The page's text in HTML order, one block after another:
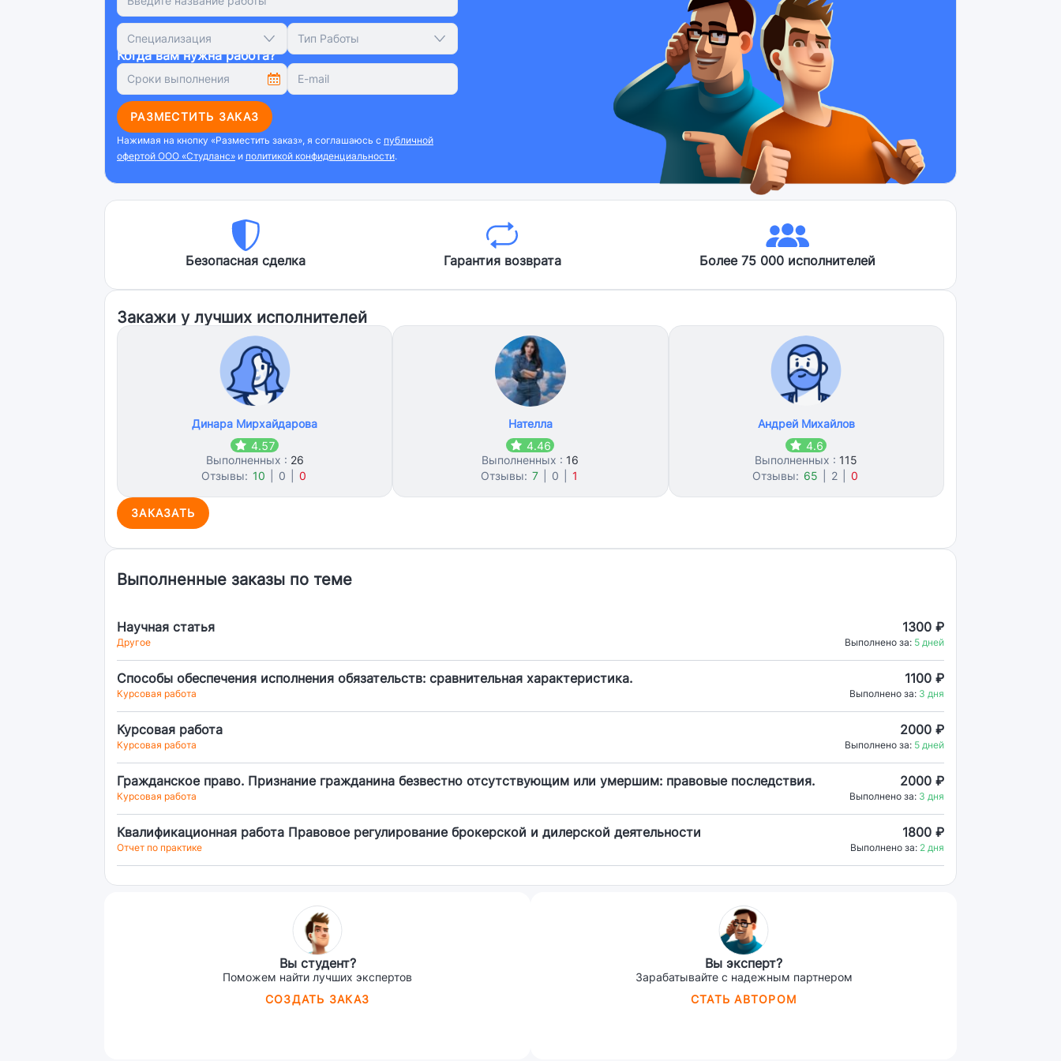
Специализация Тип Работы
Когда вам нужна работа?
РАЗМЕСТИТЬ ЗАКАЗ
Нажимая на кнопку «Разместить заказ», я соглашаюсь с публичной
офертой ООО «Студланс» и политикой конфиденциальности.
Безопасная сделка Гарантия возврата Более 75 000 исполнителей
Закажи у лучших исполнителей
Динара Мирхайдарова
4.57
Выполненных : 26
Отзывы: 10 0 0
Нателла
4.46
Выполненных : 16
Отзывы: 7 0 1
Андрей Михайлов
4.6
Выполненных : 115
Отзывы: 65 2 0
ЗАКАЗАТЬ
Выполненные заказы по теме
Научная статья 1300 ₽
Другое Выполнено за: 5 дней
Способы обеспечения исполнения обязательств: сравнительная характеристика. 1100 ₽
Курсовая работа Выполнено за: 3 дня
Курсовая работа 2000 ₽
Курсовая работа Выполнено за: 5 дней
Гражданское право. Признание гражданина безвестно отсутствующим или умершим: правовые последствия. 2000 ₽
Курсовая работа Выполнено за: 3 дня
Квалификационная работа Правовое регулирование брокерской и дилерской деятельности 1800 ₽
Отчет по практике Выполнено за: 2 дня
Вы студент?
Поможем найти лучших экспертов
СОЗДАТЬ ЗАКАЗ
Вы эксперт?
Зарабатывайте с надежным партнером
СТАТЬ АВТОРОМ